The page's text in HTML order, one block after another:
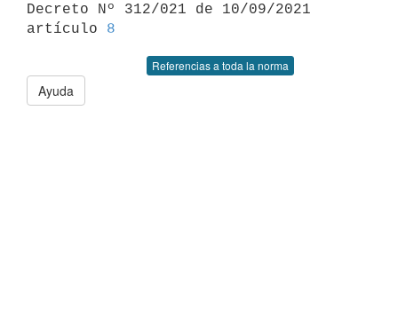
Decreto Nº 312/021 de 10/09/2021
artículo 8
Referencias a toda la norma
Ayuda